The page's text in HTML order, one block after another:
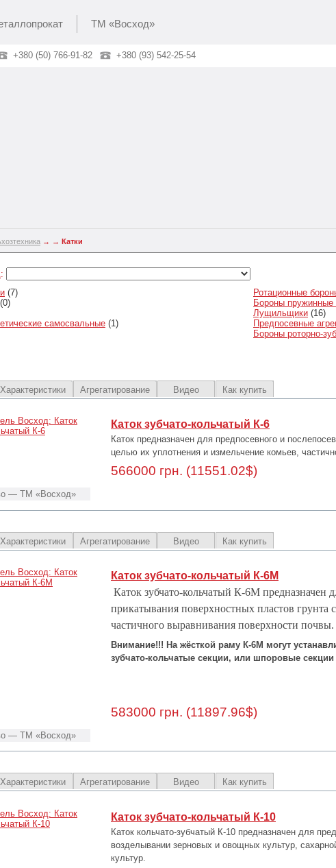
ТМ «Восход»
+380 (50) 766-91-82 +380 (93) 542-25-54
→ → Катки
(7)
самосвальные (1)
Ротационные
Бороны пружинные
Лущильщики (16)
Предпосевные
Бороны роторно-
Характеристики Агрегатирование Видео Как купить
Каток зубчато-кольчатый К-6
Каток предназначен для предпосевного и
целью их уплотнения и измельчение комьев,
566000 грн. (11551.02$)
— ТМ «Восход»
Характеристики Агрегатирование Видео Как купить
Каток зубчато-кольчатый К-6М
Каток зубчато-кольчатый К-6М предназначен
прикатывания поверхностных пластов грунта
частичного выравнивания поверхности почвы.
Внимание!!! На жёсткой раму К-6М могут
зубчато-кольчатые секции, или шпоровые секции
583000 грн. (11897.96$)
— ТМ «Восход»
Характеристики Агрегатирование Видео Как купить
Каток зубчато-кольчатый К-10
Каток кольчато-зубчатый К-10 предназначен для
возделывании зерновых и овощных культур,
культур.